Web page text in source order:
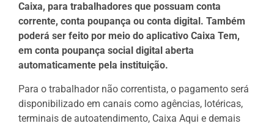
Caixa, para trabalhadores que possuam conta
corrente, conta poupança ou conta digital. Também
poderá ser feito por meio do aplicativo Caixa Tem,
em conta poupança social digital aberta
automaticamente pela instituição.
Para o trabalhador não correntista, o pagamento será
disponibilizado em canais como agências, lotéricas,
terminais de autoatendimento, Caixa Aqui e demais